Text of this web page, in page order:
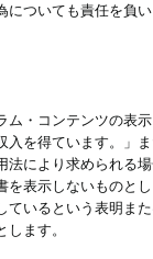
についても責任を負
・コンテンツの表
入を得ています。」
により求められる
を表示しないもの
いるという表明ま
ます。